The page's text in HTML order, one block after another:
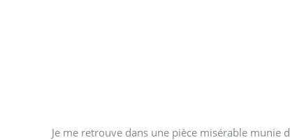
Je me retrouve dans une pièce misérable munie